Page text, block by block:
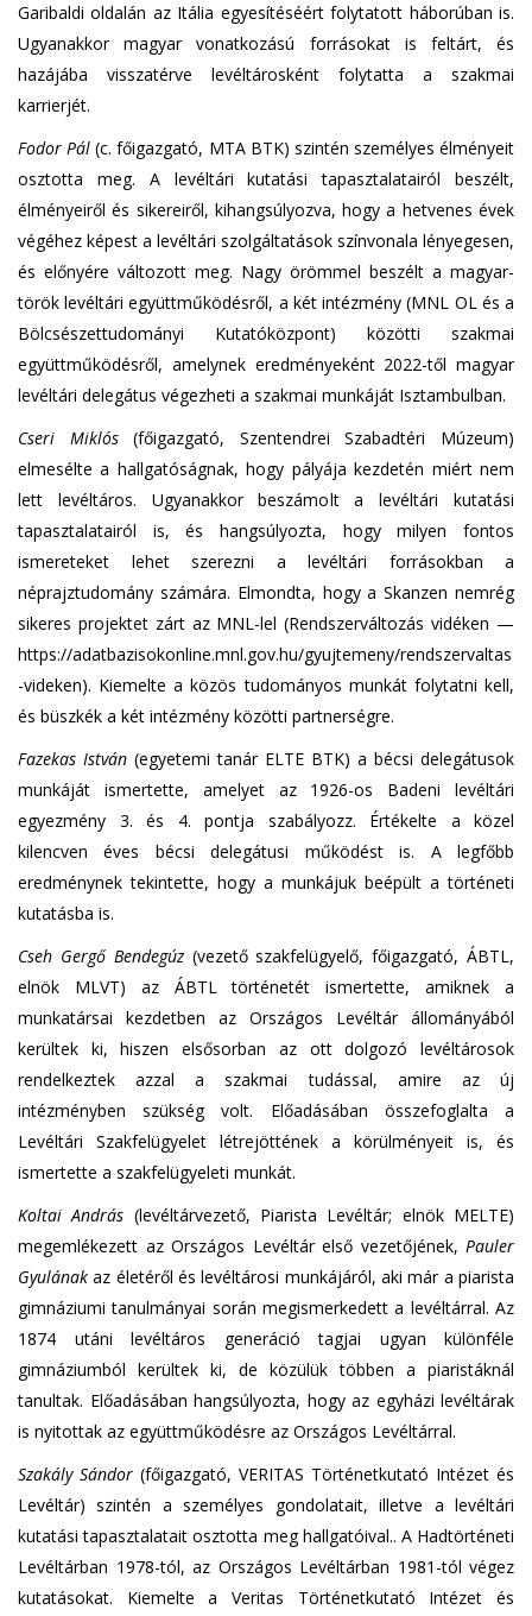
Garibaldi oldalán az Itália egyesítéséért folytatott háborúban is.
Ugyanakkor magyar vonatkozású forrásokat is feltárt, és
hazájába visszatérve levéltárosként folytatta a szakmai
karrierjét.
Fodor Pál (c. főigazgató, MTA BTK) szintén személyes élményeit
osztotta meg. A levéltári kutatási tapasztalatairól beszélt,
élményeiről és sikereiről, kihangsúlyozva, hogy a hetvenes évek
végéhez képest a levéltári szolgáltatások színvonala lényegesen,
és előnyére változott meg. Nagy örömmel beszélt a magyar-
török levéltári együttműködésről, a két intézmény (MNL OL és a
Bölcsészettudományi Kutatóközpont) közötti szakmai
együttműködésről, amelynek eredményeként 2022-től magyar
levéltári delegátus végezheti a szakmai munkáját Isztambulban.
Cseri Miklós(főigazgató, Szentendrei Szabadtéri Múzeum)
elmesélte a hallgatóságnak, hogy pályája kezdetén miért nem
lett levéltáros. Ugyanakkor beszámolt a levéltári kutatási
tapasztalatairól is, és hangsúlyozta, hogy milyen fontos
ismereteket lehet szerezni a levéltári forrásokban a
néprajztudomány számára. Elmondta, hogy a Skanzen nemrég
sikeres projektet zárt az MNL-lel (Rendszerváltozás vidéken —
https://adatbazisokonline.mnl.gov.hu/gyujtemeny/rendszervaltas
-videken). Kiemelte a közös tudományos munkát folytatni kell,
és büszkék a két intézmény közötti partnerségre.
Fazekas István (egyetemi tanár ELTE BTK) a bécsi delegátusok
munkáját ismertette, amelyet az 1926-os Badeni levéltári
egyezmény 3. és 4. pontja szabályozz. Értékelte a közel
kilencven éves bécsi delegátusi működést is. A legfőbb
eredménynek tekintette, hogy a munkájuk beépült a történeti
kutatásba is.
Cseh Gergő Bendegúz(vezető szakfelügyelő, főigazgató, ÁBTL,
elnök MLVT) az ÁBTL történetét ismertette, amiknek a
munkatársai kezdetben az Országos Levéltár állományából
kerültek ki, hiszen elsősorban az ott dolgozó levéltárosok
rendelkeztek azzal a szakmai tudással, amire az új
intézményben szükség volt. Előadásában összefoglalta a
Levéltári Szakfelügyelet létrejöttének a körülményeit is, és
ismertette a szakfelügyeleti munkát.
Koltai András (levéltárvezető, Piarista Levéltár; elnök MELTE)
megemlékezett az Országos Levéltár első vezetőjének, Pauler
Gyulának az életéről és levéltárosi munkájáról, aki már a piarista
gimnáziumi tanulmányai során megismerkedett a levéltárral. Az
1874 utáni levéltáros generáció tagjai ugyan különféle
gimnáziumból kerültek ki, de közülük többen a piaristáknál
tanultak. Előadásában hangsúlyozta, hogy az egyházi levéltárak
is nyitottak az együttműködésre az Országos Levéltárral.
Szakály Sándor (főigazgató, VERITAS Történetkutató Intézet és
Levéltár) szintén a személyes gondolatait, illetve a levéltári
kutatási tapasztalatait osztotta meg hallgatóival.. A Hadtörténeti
Levéltárban 1978-tól, az Országos Levéltárban 1981-tól végez
kutatásokat. Kiemelte a Veritas Történetkutató Intézet és